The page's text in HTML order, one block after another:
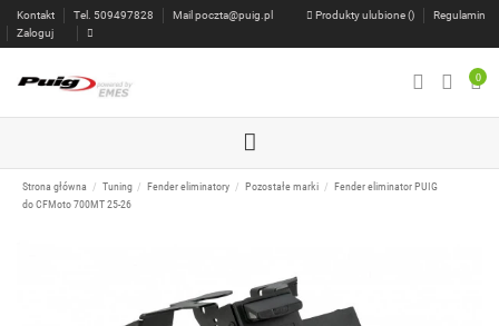
Kontakt Tel. 509497828 Mail poczta@puig.pl Produkty ulubione ()
Regulamin
Zaloguj
0
Strona główna Tuning Fender eliminatory Pozostałe marki
Fender eliminator PUIG
do CFMoto 700MT 25-26